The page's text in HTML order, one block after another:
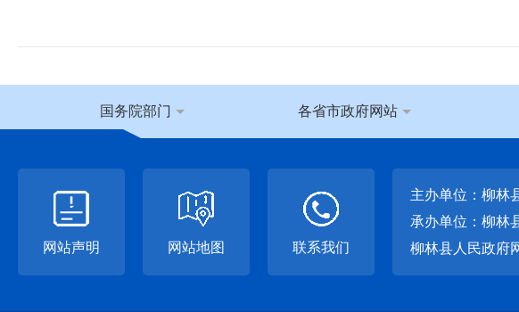
国务院部门 各省市政府网站
网站声明 网站地图 联系我们
主办单位：柳林
承办单位：柳林
柳林县人民政府